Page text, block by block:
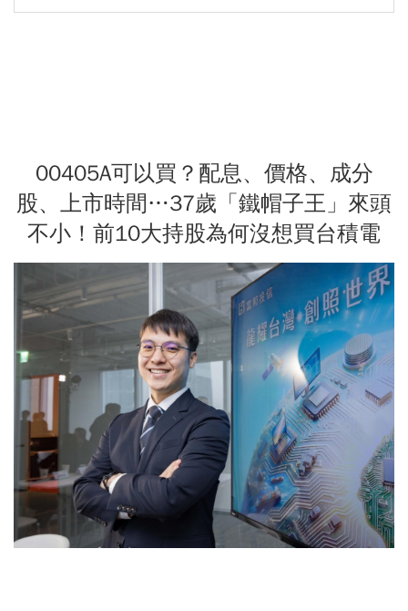
00405A可以買？配息、價格、成分
股、上市時間…37歲「鐵帽子王」來頭
不小！前10大持股為何沒想買台積電